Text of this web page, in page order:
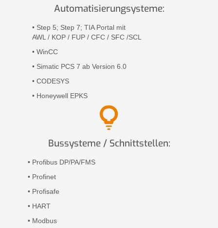
Automatisierung­systeme:
• Step 5; Step 7; TIA Portal mit
AWL / KOP / FUP / CFC / SFC /SCL
• WinCC
• Simatic PCS 7 ab Version 6.0
• CODESYS
• Honeywell EPKS
Bussysteme / Schnitt­stellen:
• Profibus DP/PA/FMS
• Profinet
• Profisafe
• HART
• Modbus